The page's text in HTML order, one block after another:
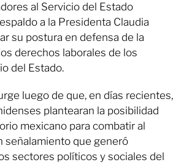
al Servicio del Estado
a la Presidenta Claudia
su postura en defensa de la
derechos laborales de los
del Estado.
luego de que, en días recientes,
plantearan la posibilidad
mexicano para combatir al
señalamiento que generó
sectores políticos y sociales del